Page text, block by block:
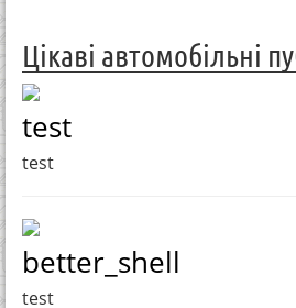
Цікаві автомобільні
test
test
better_shell
test